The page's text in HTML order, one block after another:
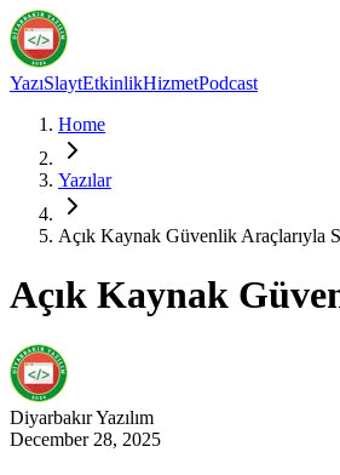
YazıSlaytEtkinlikHizmetPodcast
Home
Yazılar
Açık Kaynak Güvenlik Araçlarıyla
Açık Kaynak
DiyarbakırYazılım
December 28, 2025